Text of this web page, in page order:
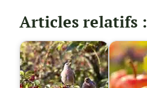
Articles relatifs :